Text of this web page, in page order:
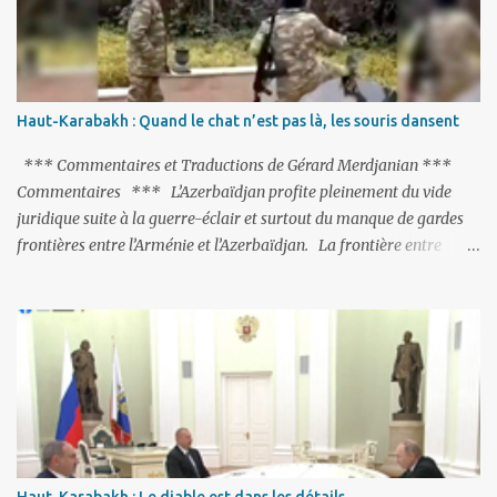
suspendue au-dessus de la tête - la fin des négociations d’adhésion
à l’UE si la peine de mort est rétablie ; Et des menaces non voilées
envers les Etats-Unis : «Si Gülen n'est pas extradé, les États-Unis
sacrifieront les relations bilatérales à cause de ce terroriste» , a
prévenu le ministre turc de la Justice, Bekir Bozdag.
Haut-Karabakh : Quand le chat n’est pas là, les souris dansent
*** Commentaires et Traductions de Gérard Merdjanian ***
Commentaires *** L’Azerbaïdjan profite pleinement du vide
juridique suite à la guerre-éclair et surtout du manque de gardes
frontières entre l’Arménie et l’Azerbaïdjan. La frontière entre
Gumri. On ne sait jamais si l’envie prenait au zigoto d’en face
d’envoyer ses chars sur Erevan (1). Si les 221km de frontière avec
le Nakhitchevan, bien que non-gardé par les Russes, ne posent pas
de problèmes majeurs, il n’en est pas de même des 566km avec
l’Azerbaïdjan. Bakou, profitant de la faiblesse de l’Arménie et
surtout du fait que ce sont exclusivement des gardes-frontière
arméniens qui surveillent la frontière, ne se gêne pas pour avancer